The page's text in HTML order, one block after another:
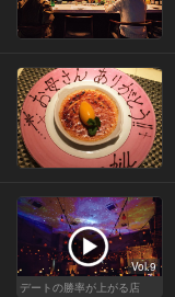
Vol.9
デートの勝率が上がる店